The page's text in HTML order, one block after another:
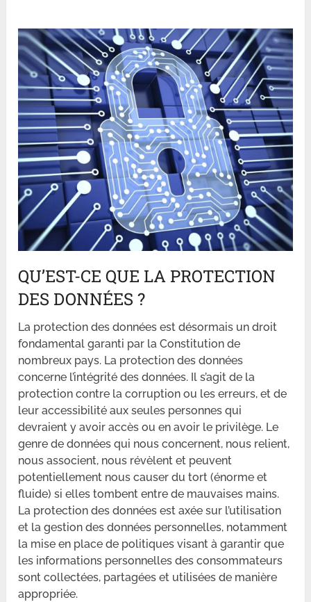
QU’EST-CE QUE LA PROTECTION
DES DONNÉES ?
La protection des données est désormais un droit
fondamental garanti par la Constitution de
nombreux pays. La protection des données
concerne l’intégrité des données. Il s’agit de la
protection contre la corruption ou les erreurs, et de
leur accessibilité aux seules personnes qui
devraient y avoir accès ou en avoir le privilège. Le
genre de données qui nous concernent, nous relient,
nous associent, nous révèlent et peuvent
potentiellement nous causer du tort (énorme et
fluide) si elles tombent entre de mauvaises mains.
La protection des données est axée sur l’utilisation
et la gestion des données personnelles, notamment
la mise en place de politiques visant à garantir que
les informations personnelles des consommateurs
sont collectées, partagées et utilisées de manière
appropriée.